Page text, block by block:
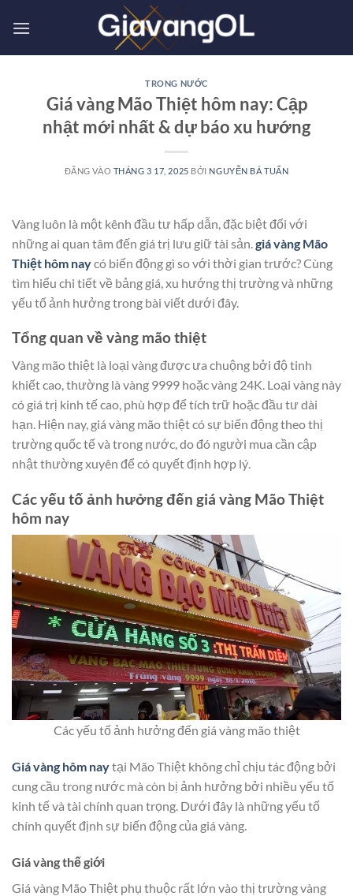
qua
TRONG NƯỚC
Giá vàng Mão Thiệt hôm nay: Cập
nhật mới nhất & dự báo xu hướng
ĐĂNG VÀO THÁNG 3 17, 2025 BỞI NGUYỄN BÁ TUẤN
Vàng luôn là một kênh đầu tư hấp dẫn, đặc biệt đối với
những ai quan tâm đến giá trị lưu giữ tài sản. giá vàng Mão
Thiệt hôm naycó biến động gì so với thời gian trước? Cùng
tìm hiểu chi tiết về bảng giá, xu hướng thị trường và những
yếu tố ảnh hưởng trong bài viết dưới đây.
Tổng quan về vàng mão thiệt
Vàng mão thiệt là loại vàng được ưa chuộng bởi độ tinh
khiết cao, thường là vàng 9999 hoặc vàng 24K. Loại vàng này
có giá trị kinh tế cao, phù hợp để tích trữ hoặc đầu tư dài
hạn. Hiện nay, giá vàng mão thiệt có sự biến động theo thị
trường quốc tế và trong nước, do đó người mua cần cập
nhật thường xuyên để có quyết định hợp lý.
Các yếu tố ảnh hưởng đến giá vàng Mão Thiệt
hôm nay
Các yếu tố ảnh hưởng đến giá vàng mão thiệt
Giá vàng hôm naytại Mão Thiệt không chỉ chịu tác động bởi
cung cầu trong nước mà còn bị ảnh hưởng bởi nhiều yếu tố
kinh tế và tài chính quan trọng. Dưới đây là những yếu tố
chính quyết định sự biến động của giá vàng.
Giá vàng thế giới
Giá vàng Mão Thiệt phụ thuộc rất lớn vào thị trường vàng